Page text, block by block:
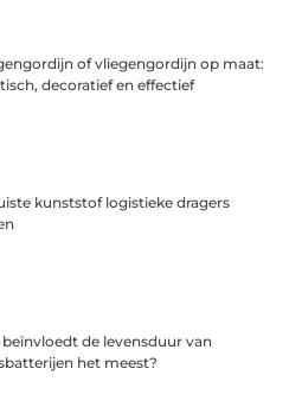
of vliegengordijn op maat:
decoratief en effectief
kunststof logistieke dragers
de levensduur van
het meest?